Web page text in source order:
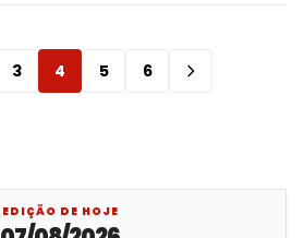
3 4 5 6
EDIÇÃO DE HOJE